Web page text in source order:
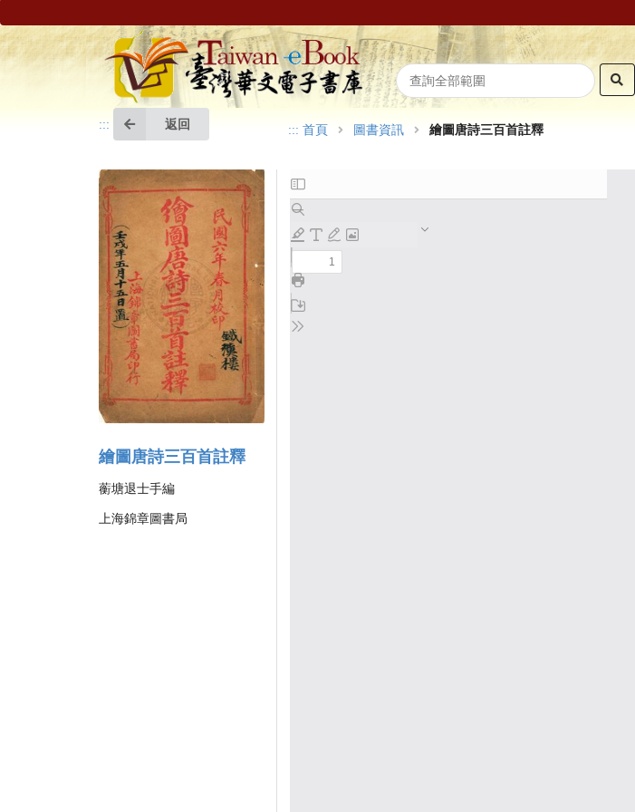
::: 返回 ::: 首頁 圖書資訊 繪圖唐詩三百首註釋
繪圖唐詩三百首註釋
蘅塘退士手編
上海錦章圖書局